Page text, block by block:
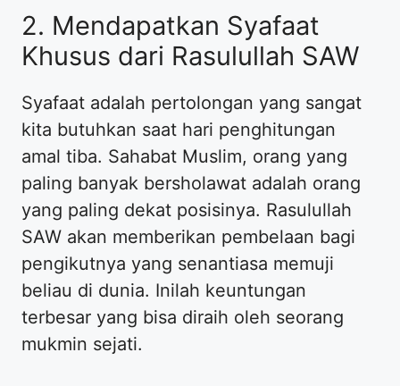
2. Mendapatkan Syafaat
Khusus dari Rasulullah SAW
Syafaat adalah pertolongan yang sangat
kita butuhkan saat hari penghitungan
amal tiba. Sahabat Muslim, orang yang
paling banyak bersholawat adalah orang
yang paling dekat posisinya. Rasulullah
SAW akan memberikan pembelaan bagi
pengikutnya yang senantiasa memuji
beliau di dunia. Inilah keuntungan
terbesar yang bisa diraih oleh seorang
mukmin sejati.